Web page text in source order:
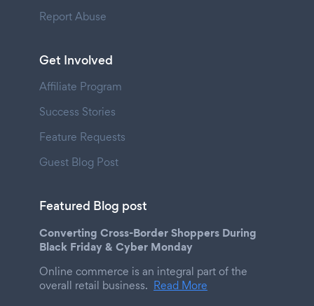
Report Abuse
Get Involved
Affiliate Program
Success Stories
Feature Requests
Guest Blog Post
Featured Blog post
Converting Cross-Border Shoppers During
Black Friday & Cyber Monday
Online commerce is an integral part of the
overall retail business. Read More